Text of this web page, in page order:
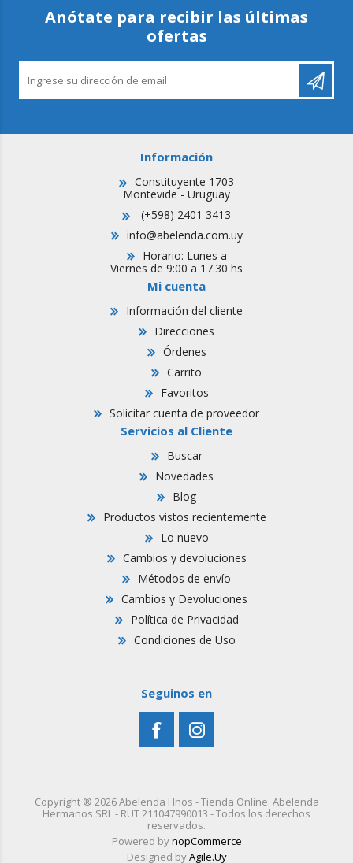
Anótate para recibir las últimas
ofertas
Información
Constituyente 1703
Montevide - Uruguay
(+598) 2401 3413
info@abelenda.com.uy
Horario: Lunes a
Viernes de 9:00 a 17.30 hs
Mi cuenta
Información del cliente
Direcciones
Órdenes
Carrito
Favoritos
Solicitar cuenta de proveedor
Servicios al Cliente
Buscar
Novedades
Blog
Productos vistos recientemente
Lo nuevo
Cambios y devoluciones
Métodos de envío
Cambios y Devoluciones
Política de Privacidad
Condiciones de Uso
Seguinos en
Copyright ® 2026 Abelenda Hnos - Tienda Online. Abelenda
Hermanos SRL - RUT 211047990013 - Todos los derechos
reservados.
Powered bynopCommerce
Designed byAgile.Uy